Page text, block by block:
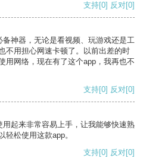
支持[0] 反对[0]
神器，无论是看视频、玩游戏还是工
不用担心网速卡顿了。以前出差的时
用网络，现在有了这个app，我再也不
支持[0] 反对[0]
起来非常容易上手，让我能够快速熟
轻松使用这款app。
支持[0] 反对[0]